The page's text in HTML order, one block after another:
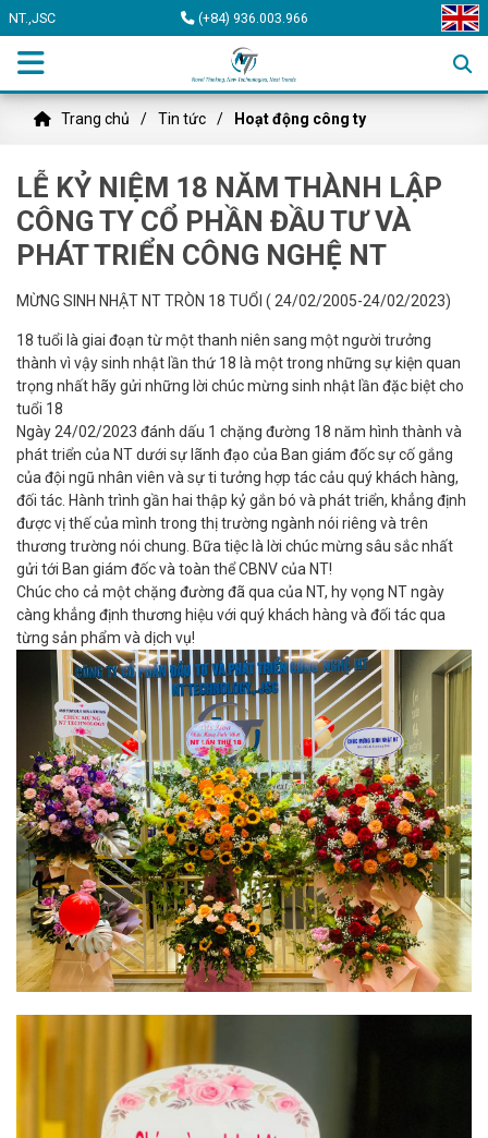
NT.,JSC (+84) 936.003.966
Trang chủ Tin tức Hoạt động công ty
LỄ KỶ NIỆM 18 NĂM THÀNH LẬP
CÔNG TY CỔ PHẦN ĐẦU TƯ VÀ
PHÁT TRIỂN CÔNG NGHỆ NT
MỪNG SINH NHẬT NT TRÒN 18 TUỔI ( 24/02/2005-24/02/2023)
18 tuổi là giai đoạn từ một thanh niên sang một người trưởng
thành vì vậy sinh nhật lần thứ 18 là một trong những sự kiện quan
trọng nhất hãy gửi những lời chúc mừng sinh nhật lần đặc biệt cho
tuổi 18
Ngày 24/02/2023 đánh dấu 1 chặng đường 18 năm hình thành và
phát triển của NT dưới sự lãnh đạo của Ban giám đốc sự cố gắng
của đội ngũ nhân viên và sự ti tưởng hợp tác cảu quý khách hàng,
đối tác. Hành trình gần hai thập kỷ gắn bó và phát triển, khẳng định
được vị thế của mình trong thị trường ngành nói riêng và trên
thương trường nói chung. Bữa tiệc là lời chúc mừng sâu sắc nhất
gửi tới Ban giám đốc và toàn thể CBNV của NT!
Chúc cho cả một chặng đường đã qua của NT, hy vọng NT ngày
càng khẳng định thương hiệu với quý khách hàng và đối tác qua
từng sản phẩm và dịch vụ!